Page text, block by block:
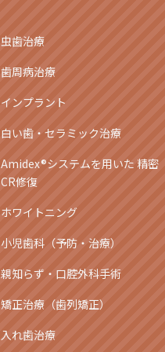
虫歯治療
歯周病治療
インプラント
白い歯・セラミック治療
Amidex®システムを用いた 精密
CR修復
ホワイトニング
小児歯科（予防・治療）
親知らず・口腔外科手術
矯正治療（歯列矯正）
入れ歯治療